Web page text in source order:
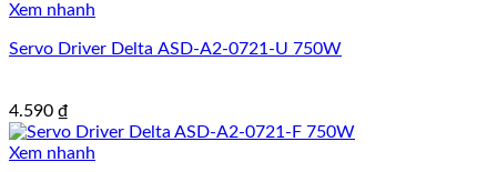
Xem nhanh
Servo Driver Delta ASD-A2-0721-U 750W
4.590 ₫
Xem nhanh